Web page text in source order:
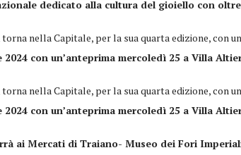
dedicato alla cultura del gioiello con
torna nella Capitale, per la sua quarta edizione, con
con un’anteprima mercoledì 25 a Villa
torna nella Capitale, per la sua quarta edizione, con
con un’anteprima mercoledì 25 a Villa
ai Mercati di Traiano- Museo dei Fori